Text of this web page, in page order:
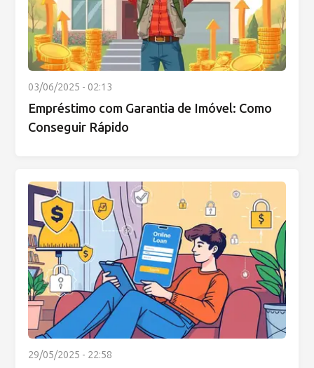
03/06/2025 - 02:13
Empréstimo com Garantia de Imóvel: Como
Conseguir Rápido
29/05/2025 - 22:58